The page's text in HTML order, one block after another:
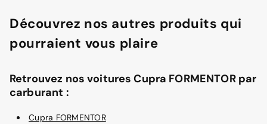
Découvrez nos autres produits qui
pourraient vous plaire
Retrouvez nos voitures Cupra FORMENTOR par
carburant :
Cupra FORMENTOR